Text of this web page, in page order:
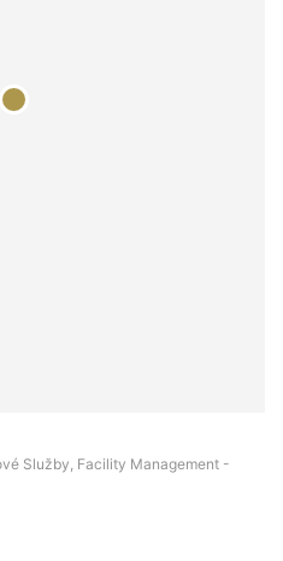
Služby, Facility Management -